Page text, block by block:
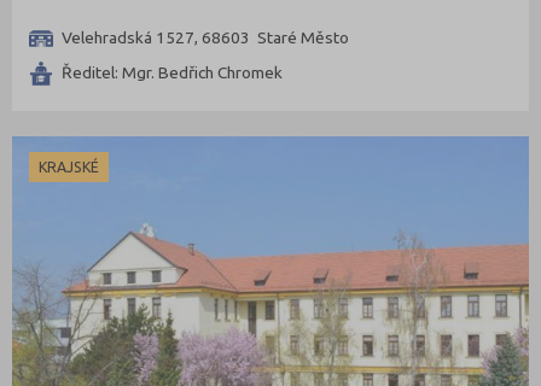
Velehradská 1527, 68603 Staré Město
Ředitel: Mgr. Bedřich Chromek
KRAJSKÉ